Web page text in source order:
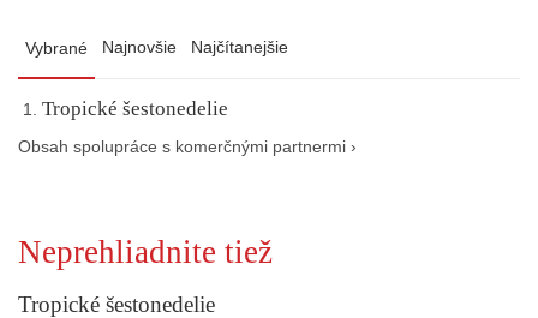
Vybrané Najnovšie Najčítanejšie
Tropické šestonedelie
Obsah spolupráce s komerčnými partnermi ›
Neprehliadnite tiež
Tropické šestonedelie